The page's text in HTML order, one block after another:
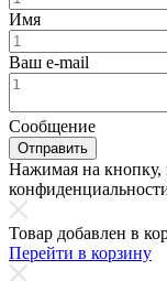
Имя
Ваш e-mail
Сообщение
Отправить
Нажимая на кнопку,
Товар добавлен в
Перейти в корзину